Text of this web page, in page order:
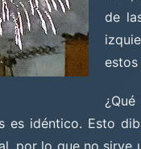
de
estos
es idéntico. Esto
por lo que no